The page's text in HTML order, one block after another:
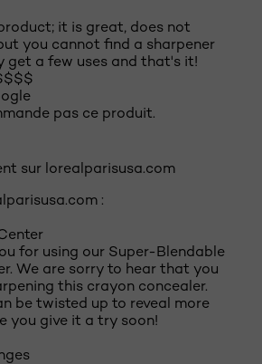
it is great, does not
you cannot find a sharpener
get a few uses and that's it!
pas ce produit.
sur lorealparisusa.com
:
for using our Super-Blendable
We are sorry to hear that you
this crayon concealer.
be twisted up to reveal more
you give it a try soon!